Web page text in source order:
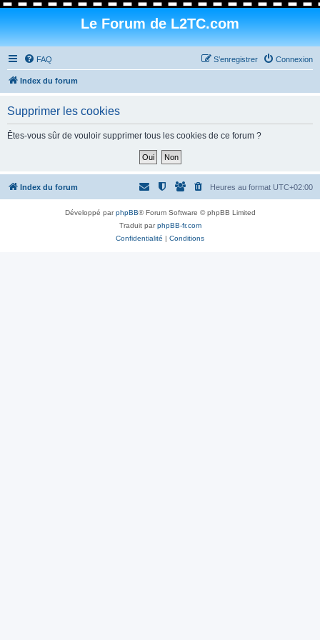
Le Forum de L2TC.com
FAQ Connexion
S’enregistrer
Index du forum
Supprimer les cookies
Êtes-vous sûr de vouloir supprimer tous les cookies de ce forum ?
Index du forum Heures au format UTC+02:00
Développé parphpBB® Forum Software © phpBB Limited
Traduit parphpBB-fr.com
Confidentialité | Conditions